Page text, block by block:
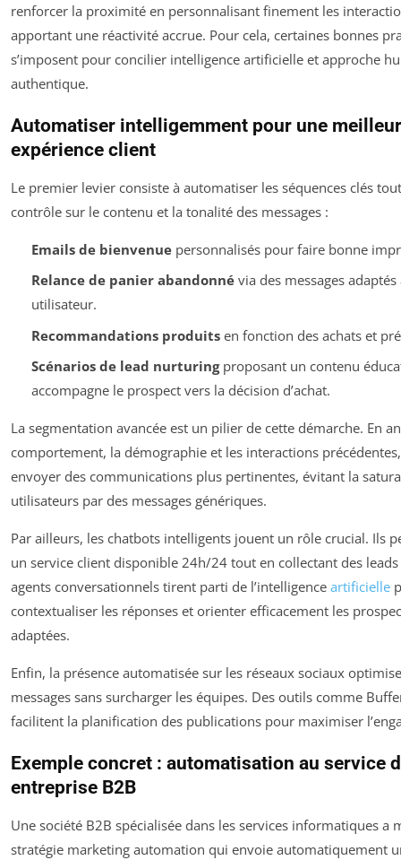
renforcer la proximité en personnalisant finement les
apportant une réactivité accrue. Pour cela, certaines bonnes
s’imposent pour concilier intelligence artificielle et approche
authentique.
Automatiser intelligemment pour une
expérience client
Le premier levier consiste à automatiser les séquences clés
contrôle sur le contenu et la tonalité des messages :
Emails de bienvenuepersonnalisés pour faire bonne
Relance de panier abandonnévia des messages
utilisateur.
Recommandations produitsen fonction des achats et
Scénarios de lead nurturingproposant un contenu
accompagne le prospect vers la décision d’achat.
La segmentation avancée est un pilier de cette démarche. En
comportement, la démographie et les interactions
envoyer des communications plus pertinentes, évitant la
utilisateurs par des messages génériques.
Par ailleurs, les chatbots intelligents jouent un rôle crucial. Ils
un service client disponible 24h/24 tout en collectant des leads
agents conversationnels tirent parti de l’intelligence artificielle
contextualiser les réponses et orienter efficacement les
adaptées.
Enfin, la présence automatisée sur les réseaux sociaux
messages sans surcharger les équipes. Des outils comme
facilitent la planification des publications pour maximiser
Exemple concret : automatisation au service
entreprise B2B
Une société B2B spécialisée dans les services informatiques a
stratégie marketing automation qui envoie automatiquement